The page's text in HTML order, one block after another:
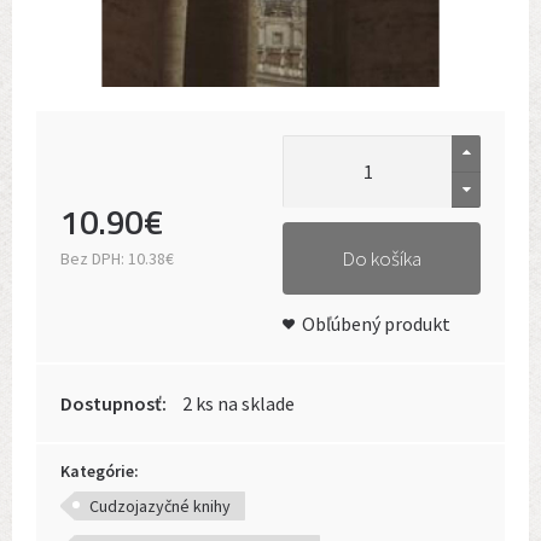
10.90€
Bez DPH: 10.38€ Do košíka
Obľúbený produkt
Dostupnosť: 2 ks na sklade
Kategórie:
Cudzojazyčné knihy